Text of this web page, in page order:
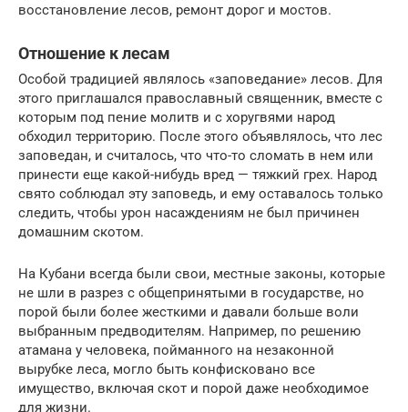
восстановление лесов, ремонт дорог и мостов.
Отношение к лесам
Особой традицией являлось «заповедание» лесов. Для
этого приглашался православный священник, вместе с
которым под пение молитв и с хоругвями народ
обходил территорию. После этого объявлялось, что лес
заповедан, и считалось, что что-то сломать в нем или
принести еще какой-нибудь вред — тяжкий грех. Народ
свято соблюдал эту заповедь, и ему оставалось только
следить, чтобы урон насаждениям не был причинен
домашним скотом.
На Кубани всегда были свои, местные законы, которые
не шли в разрез с общепринятыми в государстве, но
порой были более жесткими и давали больше воли
выбранным предводителям. Например, по решению
атамана у человека, пойманного на незаконной
вырубке леса, могло быть конфисковано все
имущество, включая скот и порой даже необходимое
для жизни.